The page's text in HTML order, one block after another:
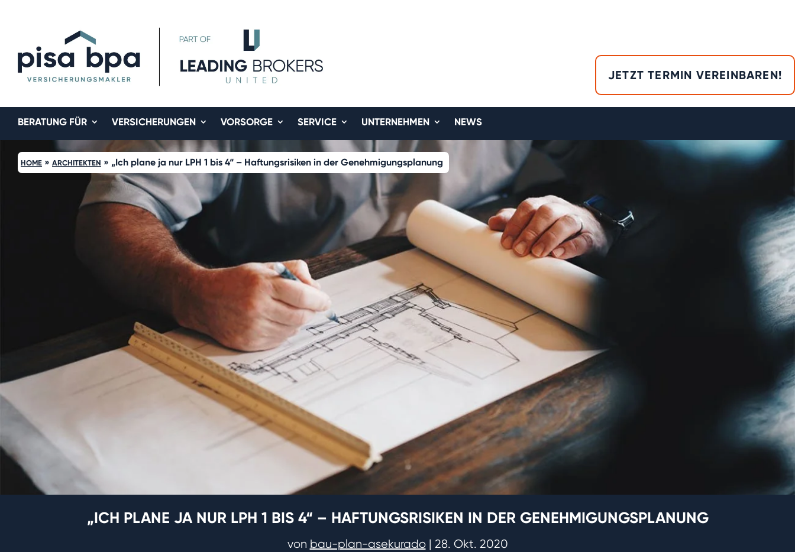
JETZT TERMIN VEREINBAREN!
BERATUNG FÜR VERSICHERUNGEN VORSORGE SERVICE UNTERNEHMEN NEWS
HOME » ARCHITEKTEN » „Ich plane ja nur LPH 1 bis 4“ – Haftungsrisiken in der Genehmigungsplanung
„ICH PLANE JA NUR LPH 1 BIS 4“ – HAFTUNGSRISIKEN IN DER GENEHMIGUNGSPLANUNG
von bau-plan-asekurado| 28. Okt. 2020